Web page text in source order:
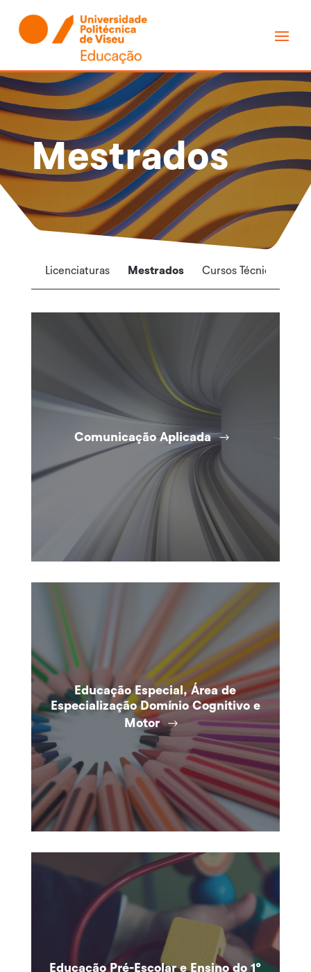
Mestrados
Licenciaturas Mestrados Cursos Técnicos
Comunicação Aplicada
Educação Especial, Área de
Especialização Domínio Cognitivo e
Motor
Educação Pré-Escolar e Ensino do 1º